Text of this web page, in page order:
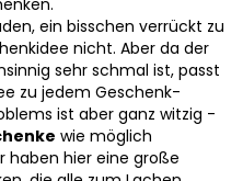
ein bisschen verrückt zu
nicht. Aber da der
sehr schmal ist, passt
zu jedem Geschenk-
ist aber ganz witzig -
wie möglich
haben hier eine große